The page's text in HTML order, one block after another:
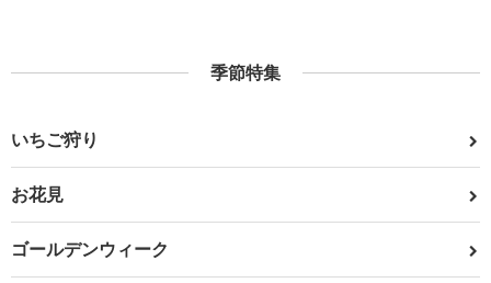
季節特集
いちご狩り
お花見
ゴールデンウィーク